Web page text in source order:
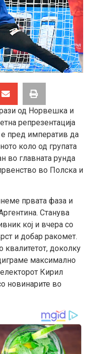
од Норвешка и
репрезентација
пред императив да
коло од групата
во главната рунда
во Полска и
првата фаза и
Станува
кој и вчера со
и добар ракомет.
доколку
максимално
Кирил
новинарите во